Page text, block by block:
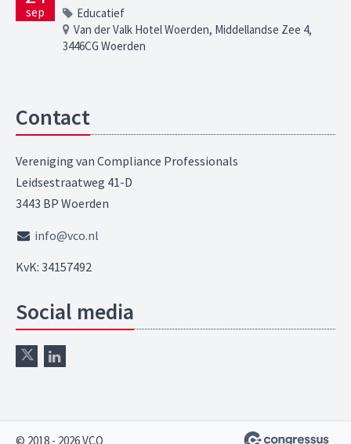
sep
Educatief
Van der Valk Hotel Woerden, Middellandse Zee 4,
3446CG Woerden
Contact
Vereniging van Compliance Professionals
Leidsestraatweg 41-D
3443 BP Woerden
info@vco.nl
KvK: 34157492
Social media
© 2018 - 2026 VCO